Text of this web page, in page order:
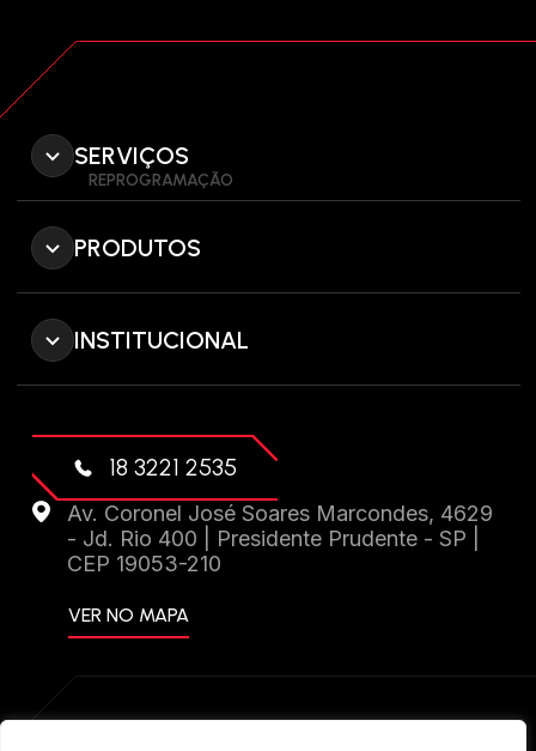
SERVIÇOS
REPROGRAMAÇÃO
PRODUTOS
INSTITUCIONAL
18 3221 2535
Av. Coronel José Soares Marcondes, 4629
- Jd. Rio 400 | Presidente Prudente - SP |
CEP 19053-210
VER NO MAPA